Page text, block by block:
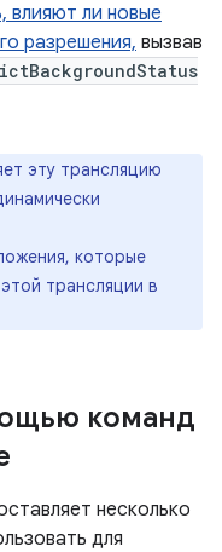
влияют ли новые
разрешения, вызвав
эту трансляцию
которые
трансляции в
команд
несколько
для